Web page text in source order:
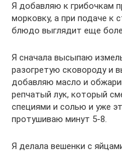
Я добавляю к грибочкам
морковку, а при подаче к
блюдо выглядит еще
Я сначала высыпаю
разогретую сковороду и
добавляю масло и
репчатый лук, который
специями и солью и уже
протушиваю минут 5-8.
Я делала вешенки с